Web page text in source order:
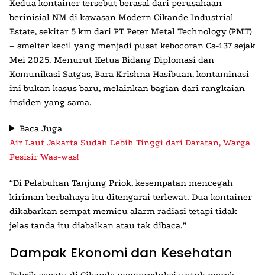
Kedua kontainer tersebut berasal dari perusahaan
berinisial NM di kawasan Modern Cikande Industrial
Estate, sekitar 5 km dari PT Peter Metal Technology (PMT)
– smelter kecil yang menjadi pusat kebocoran Cs-137 sejak
Mei 2025. Menurut Ketua Bidang Diplomasi dan
Komunikasi Satgas, Bara Krishna Hasibuan, kontaminasi
ini bukan kasus baru, melainkan bagian dari rangkaian
insiden yang sama.
Baca Juga
Air Laut Jakarta Sudah Lebih Tinggi dari Daratan, Warga
Pesisir Was-was!
“Di Pelabuhan Tanjung Priok, kesempatan mencegah
kiriman berbahaya itu ditengarai terlewat. Dua kontainer
dikabarkan sempat memicu alarm radiasi tetapi tidak
jelas tanda itu diabaikan atau tak dibaca.”
Dampak Ekonomi dan Kesehatan